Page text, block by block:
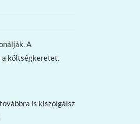
A
a költségkeretet.
is kiszolgálsz